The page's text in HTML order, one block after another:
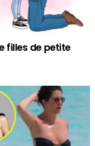
filles de petite